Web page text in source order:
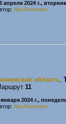
апреля 2024 г., вторник
AlexRomanen
область,
11
2024 г.,
AlexRomanen